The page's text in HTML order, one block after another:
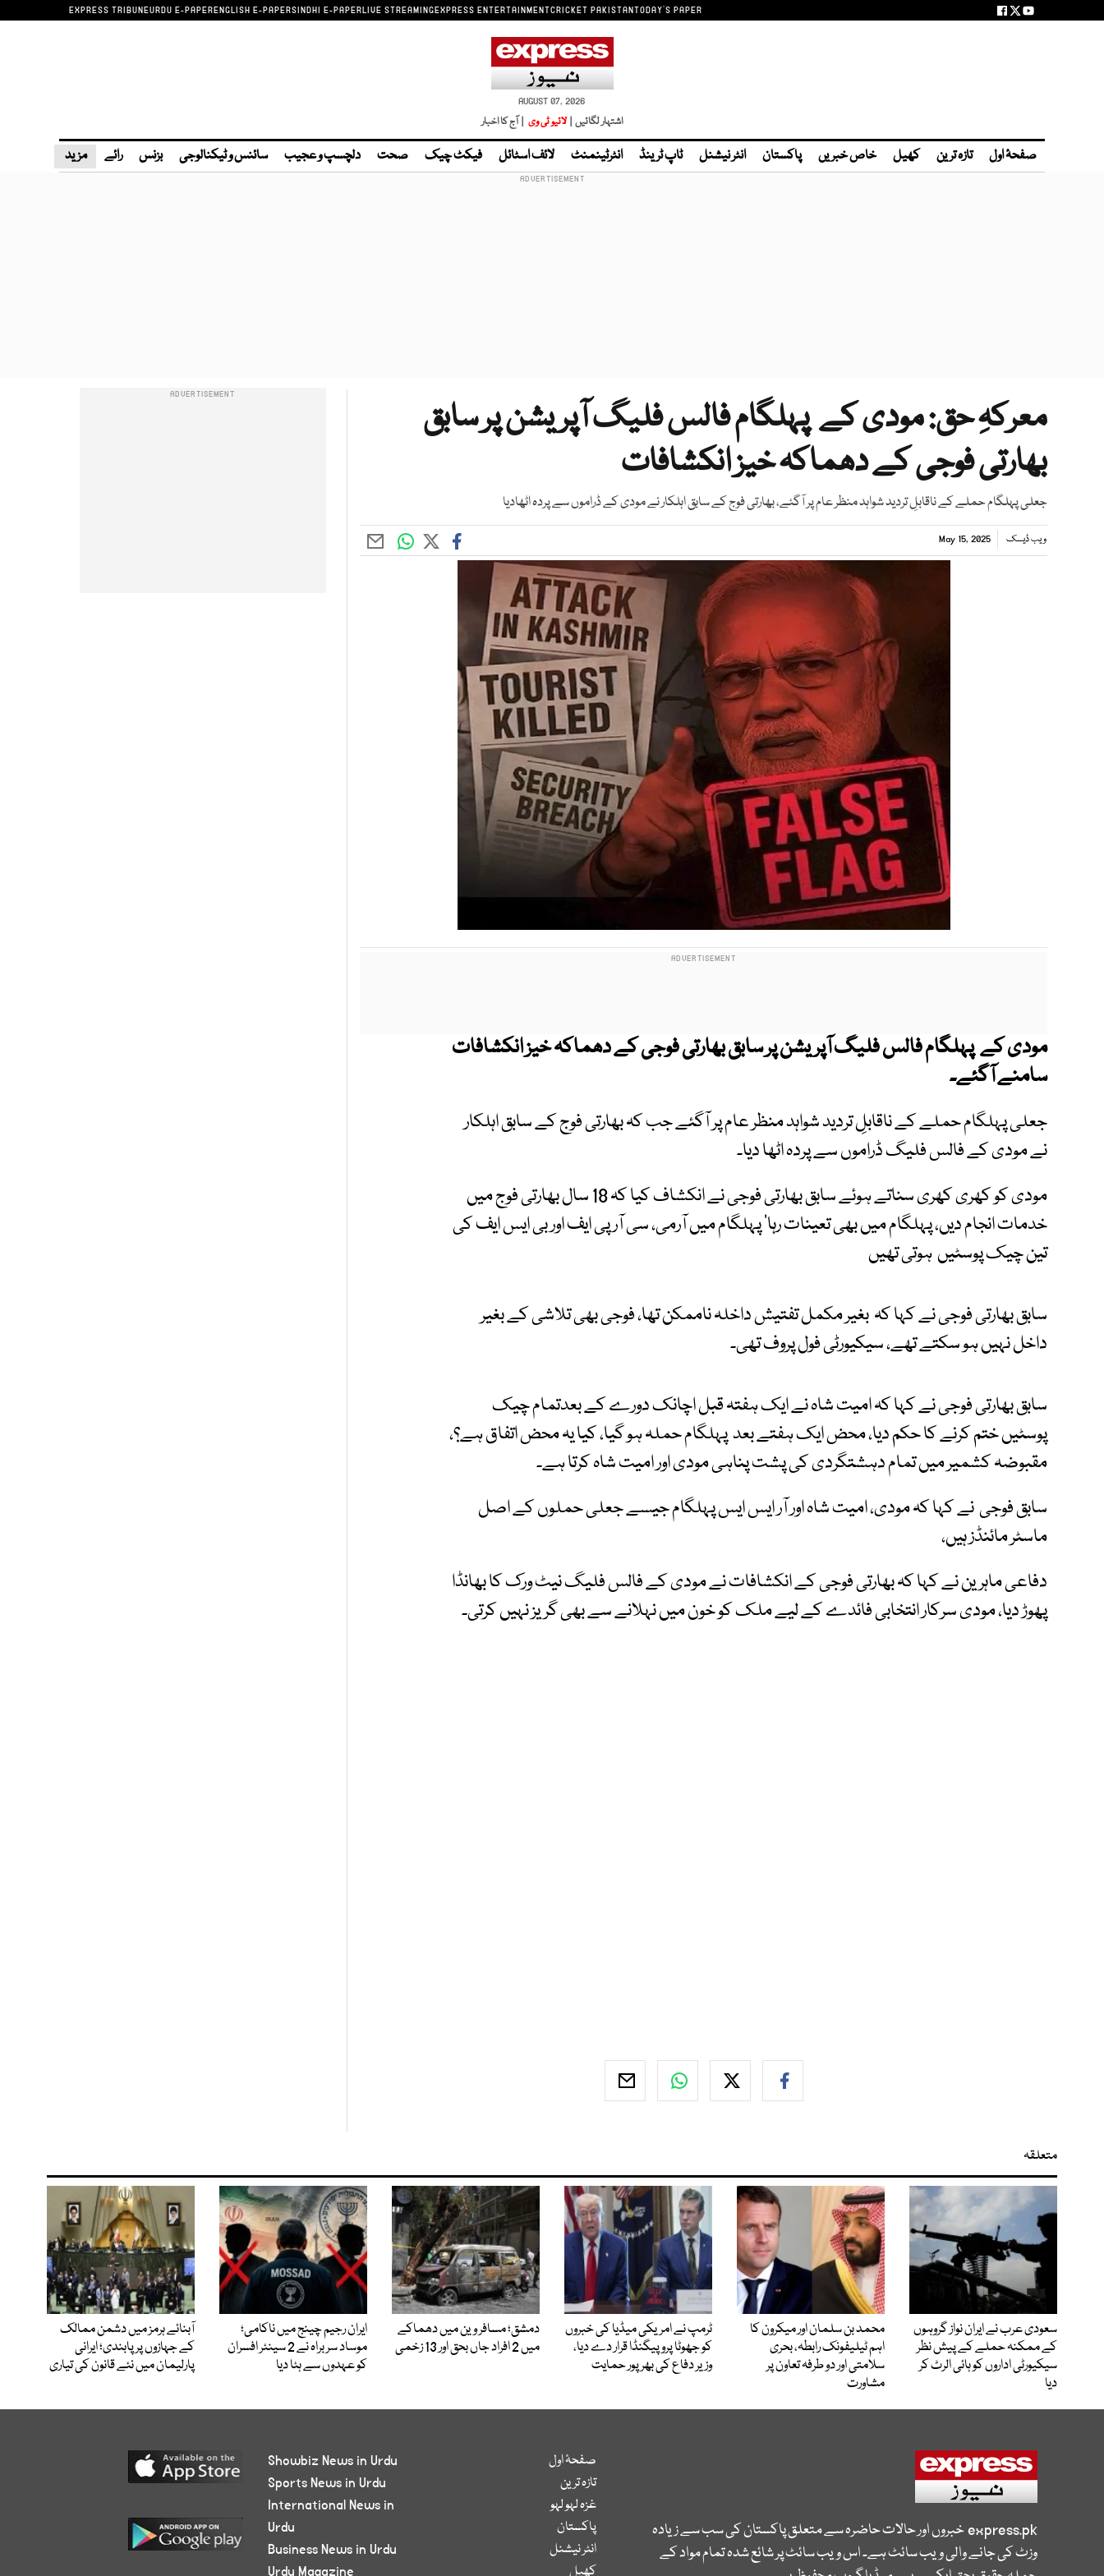
EXPRESS TRIBUNEURDU E-PAPERENGLISH E-PAPERSINDHI E-PAPERLIVE STREAMINGEXPRESS ENTERTAINMENTCRICKET PAKISTANTODAY'S PAPER
AUGUST 07, 2026
اشتہار لگائیں | لائیو ٹی وی | آج کا اخبار
صفحۂ اول تازہ ترین کھیل خاص خبریں پاکستان انٹر نیشنل ٹاپ ٹرینڈ انٹرٹینمنٹ لائف اسٹائل فیکٹ چیک صحت دلچسپ و عجیب سائنس و ٹیکنالوجی بزنس رائے مزید
معرکہِ حق: مودی کے پہلگام فالس فلیگ آپریشن پر سابق
بھارتی فوجی کے دھماکہ خیز انکشافات
جعلی پہلگام حملے کے ناقابلِ تردید شواہد منظر عام پر آگئے، بھارتی فوج کے سابق اہلکار نے مودی کے ڈراموں سے پردہ اٹھادیا
ویب ڈیسک May 15, 2025
مودی کے پہلگام فالس فلیگ آپریشن پر سابق بھارتی فوجی کے دھماکہ خیز انکشافات
سامنے آگئے۔
جعلی پہلگام حملے کے ناقابلِ تردید شواہد منظر عام پر آگئے جب کہ بھارتی فوج کے سابق اہلکار
نے مودی کے فالس فلیگ ڈراموں سے پردہ اٹھا دیا۔
مودی کو کھری کھری سناتے ہوئے سابق بھارتی فوجی نے انکشاف کیا کہ 18 سال بھارتی فوج میں
خدمات انجام دیں، پہلگام میں بھی تعینات رہا‘ پہلگام میں آرمی، سی آر پی ایف اور بی ایس ایف کی
تین چیک پوسٹیں ہوتی تھیں
سابق بھارتی فوجی نے کہا کہ بغیر مکمل تفتیش داخلہ ناممکن تھا، فوجی بھی تلاشی کے بغیر
داخل نہیں ہو سکتے تھے، سیکیورٹی فول پروف تھی۔
سابق بھارتی فوجی نے کہا کہ امیت شاہ نے ایک ہفتہ قبل اچانک دورے کے بعدتمام چیک
پوسٹیں ختم کرنے کا حکم دیا، محض ایک ہفتے بعد پہلگام حملہ ہو گیا، کیا یہ محض اتفاق ہے؟،
مقبوضہ کشمیر میں تمام دہشتگردی کی پشت پناہی مودی اور امیت شاہ کرتا ہے۔
سابق فوجی نے کہا کہ مودی، امیت شاہ اور آر ایس ایس پہلگام جیسے جعلی حملوں کے اصل
ماسٹر مائنڈز ہیں،
دفاعی ماہرین نے کہا کہ بھارتی فوجی کے انکشافات نے مودی کے فالس فلیگ نیٹ ورک کا بھانڈا
پھوڑ دیا، مودی سرکار انتخابی فائدے کے لیے ملک کو خون میں نہلانے سے بھی گریز نہیں کرتی۔
متعلقہ
سعودی عرب نے ایران نواز گروہوں
کے ممکنہ حملے کے پیش نظر
سیکیورٹی اداروں کو ہائی الرٹ کر
دیا
محمد بن سلمان اور میکرون کا
اہم ٹیلیفونک رابطہ، بحری
سلامتی اور دو طرفہ تعاون پر
مشاورت
ٹرمپ نے امریکی میڈیا کی خبروں
کو جھوٹا پروپیگنڈا قرار دے دیا،
وزیر دفاع کی بھرپور حمایت
دمشق؛ مسافر وین میں دھماکے
میں 2 افراد جاں بحق اور 13 زخمی
ایران رجیم چینج میں ناکامی؛
موساد سربراہ نے 2 سینئر افسران
کو عہدوں سے ہٹا دیا
آبنائے ہرمز میں دشمن ممالک
کے جہازوں پر پابندی؛ ایرانی
پارلیمان میں نئے قانون کی تیاری
express.pkخبروں اور حالات حاضرہ سے متعلق پاکستان کی سب سے زیادہ
وزٹ کی جانے والی ویب سائٹ ہے۔ اس ویب سائٹ پر شائع شدہ تمام مواد کے
صفحۂ اول
تازہ ترین
غزہ لہو لہو
پاکستان
انٹر نیشنل
کھیل
Showbiz News in Urdu
Sports News in Urdu
International News in
Urdu
Business News in Urdu
Urdu Magazine